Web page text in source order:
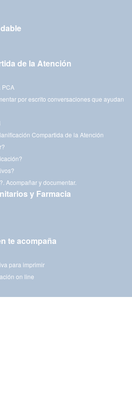
de la Atención
PCA
por escrito conversaciones que ayudan
Compartida de la Atención
Acompañar y documentar.
y Farmacia
te acompaña
para imprimir
on line